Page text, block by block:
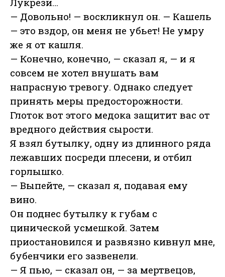
— Довольно! — воскликнул он. — Кашель
— это вздор, он меня не убьет! Не умру
же я от кашля.
— Конечно, конечно, — сказал я, — и я
совсем не хотел внушать вам
напрасную тревогу. Однако следует
принять меры предосторожности.
Глоток вот этого медока защитит вас от
вредного действия сырости.
Я взял бутылку, одну из длинного ряда
лежавших посреди плесени, и отбил
горлышко.
— Выпейте, — сказал я, подавая ему
вино.
Он поднес бутылку к губам с
цинической усмешкой. Затем
приостановился и развязно кивнул мне,
бубенчики его зазвенели.
— Я пью, — сказал он, — за мертвецов,